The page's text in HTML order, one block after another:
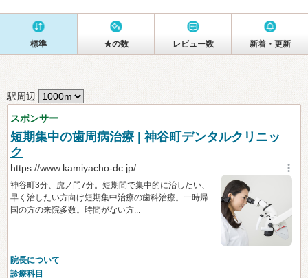
標準 ★の数 レビュー数 新着・更新
駅周辺